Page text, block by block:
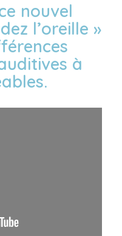
nouvel
l’oreille »
à